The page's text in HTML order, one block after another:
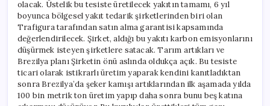
olacak. Üstelik bu tesiste üretilecek yakıtın tamamı, 6 yıl
boyunca bölgesel yakıt tedarik şirketlerinden biri olan
Trafigura tarafından satın alma garantisi kapsamında
değerlendirilecek. Şirket, aldığı bu yakıtı karbon emisyonlarını
düşürmek isteyen şirketlere satacak. Tarım artıkları ve
Brezilya planı Şirketin önü aslında oldukça açık. Bu tesiste
ticari olarak istikrarlı üretim yaparak kendini kanıtladıktan
sonra Brezilya’da şeker kamışı artıklarından ilk aşamada yılda
100 bin metrik ton üretim yapıp daha sonra bunu beş katına